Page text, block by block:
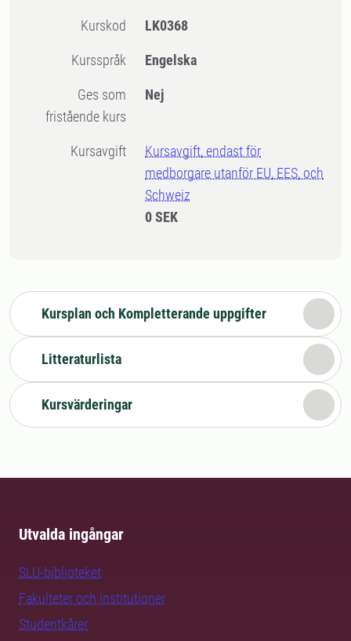
Kurskod LK0368
Kursspråk Engelska
Ges som
fristående kurs
Nej
Kursavgift
Kursavgift, endast för
medborgare utanför EU, EES, och
Schweiz
0 SEK
Kursplan och Kompletterande uppgifter
Litteraturlista
Kursvärderingar
Utvalda ingångar
SLU-biblioteket
Fakulteter och institutioner
Studentkårer